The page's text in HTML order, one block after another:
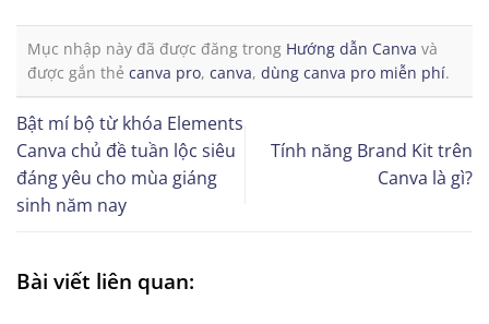
Mục nhập này đã được đăng trong Hướng dẫn Canva và
được gắn thẻ canva pro, canva, dùng canva pro miễn phí.
Bật mí bộ từ khóa Elements
Canva chủ đề tuần lộc siêu
đáng yêu cho mùa giáng
sinh năm nay
Tính năng Brand Kit trên
Canva là gì?
Bài viết liên quan: